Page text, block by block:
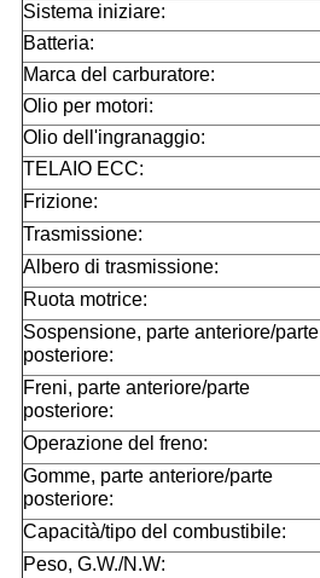
Sistema iniziare:
Batteria:
Marca del carburatore:
Olio per motori:
Olio dell'ingranaggio:
TELAIO ECC:
Frizione:
Trasmissione:
Albero di trasmissione:
Ruota motrice:
Sospensione, parte anteriore/parte
posteriore:
Freni, parte anteriore/parte
posteriore:
Operazione del freno:
Gomme, parte anteriore/parte
posteriore:
Capacità/tipo del combustibile:
Peso, G.W./N.W: